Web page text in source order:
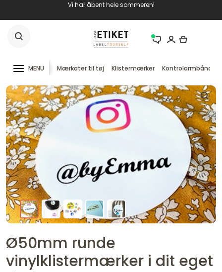
Vi har åbent hele sommeren!
MENU Mærkater til tøj Klistermærker Kontrolarmbånd
Ø50mm runde
vinylklistermærker i dit eget